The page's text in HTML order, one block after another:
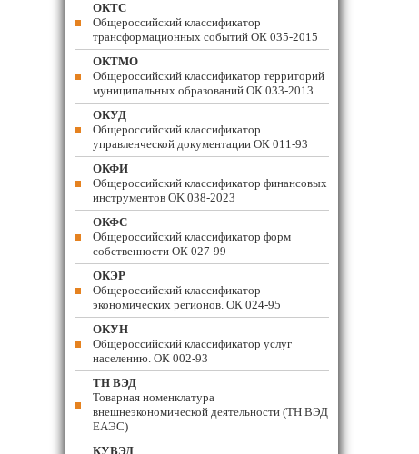
ОКТС
Общероссийский классификатор
трансформационных событий ОК 035-2015
ОКТМО
Общероссийский классификатор территорий
муниципальных образований ОК 033-2013
ОКУД
Общероссийский классификатор
управленческой документации ОК 011-93
ОКФИ
Общероссийский классификатор финансовых
инструментов OK 038-2023
ОКФС
Общероссийский классификатор форм
собственности ОК 027-99
ОКЭР
Общероссийский классификатор
экономических регионов. ОК 024-95
ОКУН
Общероссийский классификатор услуг
населению. ОК 002-93
ТН ВЭД
Товарная номенклатура
внешнеэкономической деятельности (ТН ВЭД
ЕАЭС)
КУВЭД